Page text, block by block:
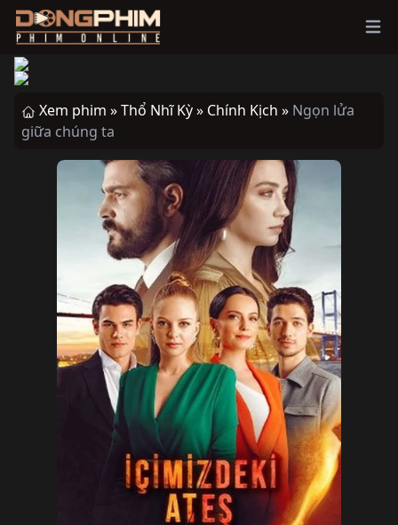
Xem phim »Thổ Nhĩ Kỳ » Chính Kịch » Ngọn lửa
giữa chúng ta